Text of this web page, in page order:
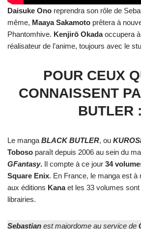
Daisuke Ono reprendra son rôle de
même, Maaya Sakamoto prêtera à
Phantomhive. Kenjirō Okadaoccupera à
réalisateur de l’anime, toujours avec le
POUR CEUX
CONNAISSENT
BUTLER :
Le manga BLACK BUTLER, ou
Toboso paraît depuis 2006 au sein du
GFantasy. Il compte à ce jour 34
Square Enix. En France, le manga est à
aux éditions Kanaet les 33 volumes sont
librairies.
Sebastian est majordome au service de